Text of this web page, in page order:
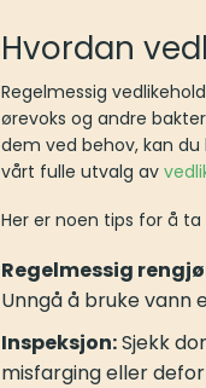
Hvordan
Regelmessig
ørevoks og andre
dem ved behov, kan
vårt fulle utvalg av
Her er noen tips for å
Regelmessig
Unngå å bruke vann
Inspeksjon:Sjekk
misfarging eller